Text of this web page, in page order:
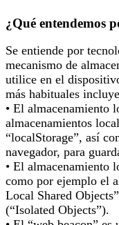
¿Qué entendemos
Se entiende por
mecanismo de
utilice en el
más habituales
• El almacenamiento
almacenamientos
“localStorage”, así
navegador, para
• El almacenamiento
como por ejemplo el
Local Shared
(“Isolated Objects”).